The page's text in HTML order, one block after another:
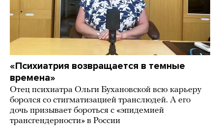
«Психиатрия возвращается в темные
времена»
Отец психиатра Ольги Бухановской всю карьеру
боролся со стигматизацией транслюдей. А его
дочь призывает бороться с «эпидемией
трансгендерности» в России